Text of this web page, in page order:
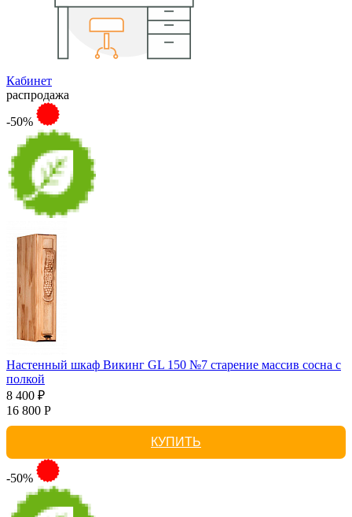
Кабинет
распродажа
-50%
Настенный шкаф Викинг GL 150 №7 старение массив сосна с
полкой
8 400 ₽
16 800 Р
КУПИТЬ
-50%